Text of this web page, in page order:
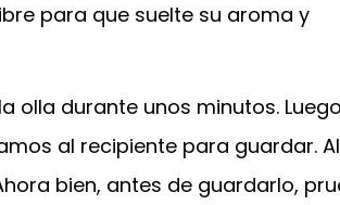
para que suelte su aroma y
olla durante unos minutos.
al recipiente para guardar.
bien, antes de guardarlo,